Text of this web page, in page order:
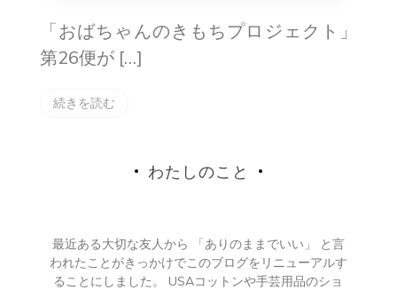
「おばちゃんのきもちプロジェクト」
第26便が […]
続きを読む
わたしのこと
最近ある大切な友人から 「ありのままでいい」 と言
われたことがきっかけでこのブログをリニューアルす
ることにしました。 USAコットンや手芸用品のショ